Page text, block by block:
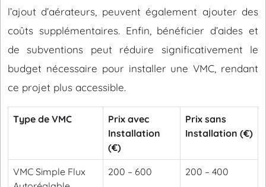
l’ajout d’aérateurs, peuvent également ajouter des
coûts supplémentaires. Enfin, bénéficier d’aides et
de subventions peut réduire significativement le
budget nécessaire pour installer une VMC, rendant
ce projet plus accessible.
Type de VMC
Prix avec
Installation
(€)
Prix sans
Installation (€)
VMC Simple Flux
200 – 600 200 – 400